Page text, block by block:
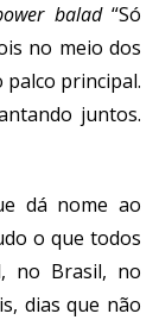
balad“Só
no meio dos
palco principal.
juntos.
dá nome ao
o que todos
no Brasil, no
dias que não